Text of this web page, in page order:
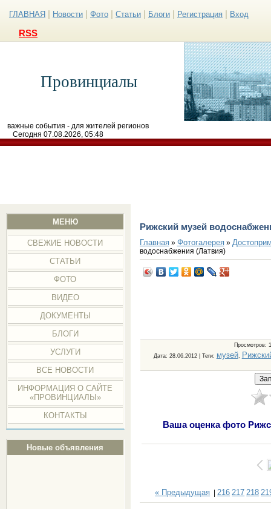
ГЛАВНАЯ Новости Фото Статьи Блоги Регистрация Вход
RSS
Провинциалы
важные события - для жителей регионов
Сегодня 07.08.2026, 05:48
МЕНЮ
СВЕЖИЕ НОВОСТИ
СТАТЬИ
ФОТО
ВИДЕО
ДОКУМЕНТЫ
БЛОГИ
УСЛУГИ
ВСЕ НОВОСТИ
ИНФОРМАЦИЯ О САЙТЕ
«ПРОВИНЦИАЛЫ»
КОНТАКТЫ
Новые объявления
Рижский музей
Главная» Фотогалерея»
водоснабжения (Латвия)
Просмотров:
Дата: 28.06.2012 | Теги: музей
Ваша оценка фото
« Предыдущая | 216 217 218